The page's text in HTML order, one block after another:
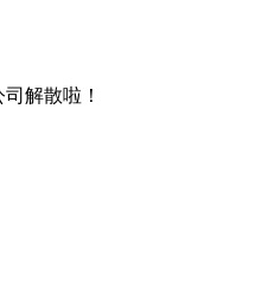
解散啦！